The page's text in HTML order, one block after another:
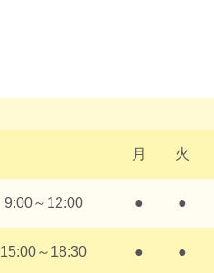
月 火
9:00～12:00 ● ●
15:00～18:30 ● ●